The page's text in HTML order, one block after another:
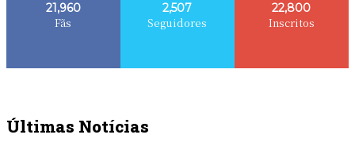
21,960
Fãs
2,507
Seguidores
22,800
Inscritos
Últimas Notícias